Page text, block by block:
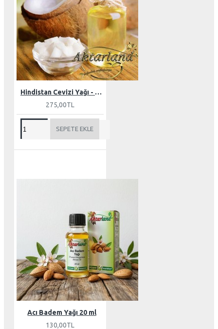
Hindistan Cevizi Yağı - Butter 150 gr
275,00TL
SEPETE EKLE
Acı Badem Yağı 20 ml
130,00TL